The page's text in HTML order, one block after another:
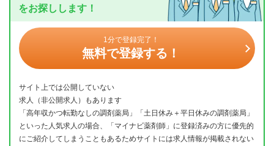
をお探しします！
1分で登録完了！
無料で登録する！
サイト上では公開していない
求人（非公開求人）もあります
「高年収かつ転勤なしの調剤薬局」「土日休み＋平日休みの調剤薬局」
といった人気求人の場合、「マイナビ薬剤師」に登録済みの方に優先的
にご紹介してしまうこともあるためサイトには求人情報が掲載されない